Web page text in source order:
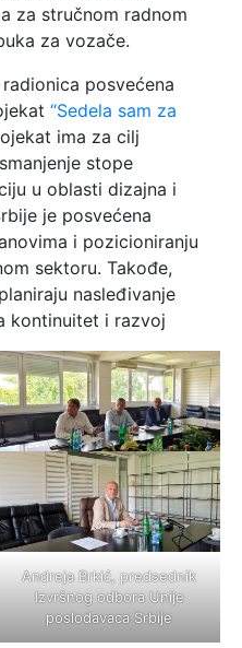
za stručnom radnom
za vozače.
posvećena
“Sedela sam za
ima za cilj
stope
u oblasti dizajna i
je posvećena
i pozicioniranju
sektoru. Takođe,
nasleđivanje
kontinuitet i razvoj
Andreja Brkić, predsednik
Izvršnog odbora Unije
poslodavaca Srbije